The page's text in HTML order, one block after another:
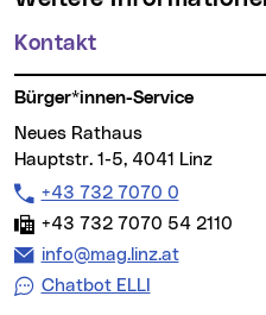
Kontakt
Bürger*innen-Service
Neues Rathaus
Hauptstr. 1-5, 4041 Linz
Telefon:
+43 732 7070 0
Fax:
+43 732 7070 54 2110
E-Mail Adresse:
info@mag.linz.at
Chatbot ELLI